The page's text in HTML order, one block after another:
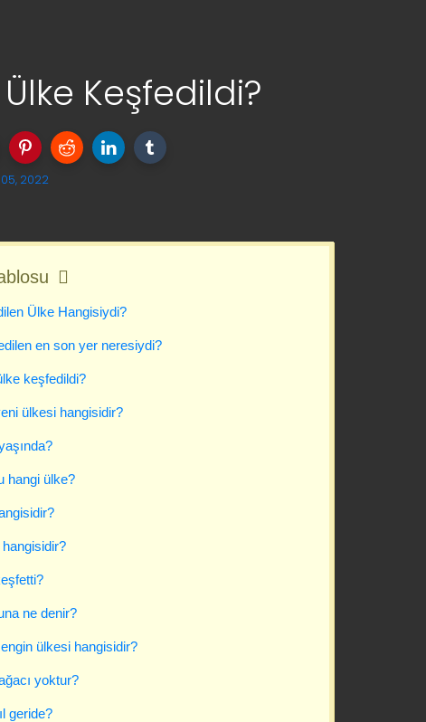
Keşfedildi?
05, 2022
Ülke Hangisiydi?
en son yer neresiydi?
keşfedildi?
ülkesi hangisidir?
hangi ülke?
ne denir?
ülkesi hangisidir?
yoktur?
geride?